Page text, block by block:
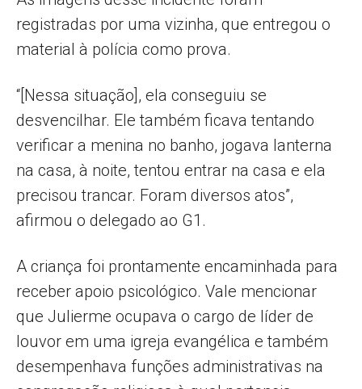
registradas por uma vizinha, que entregou o
material à polícia como prova.
“[Nessa situação], ela conseguiu se
desvencilhar. Ele também ficava tentando
verificar a menina no banho, jogava lanterna
na casa, à noite, tentou entrar na casa e ela
precisou trancar. Foram diversos atos”,
afirmou o delegado ao G1.
A criança foi prontamente encaminhada para
receber apoio psicológico. Vale mencionar
que Julierme ocupava o cargo de líder de
louvor em uma igreja evangélica e também
desempenhava funções administrativas na